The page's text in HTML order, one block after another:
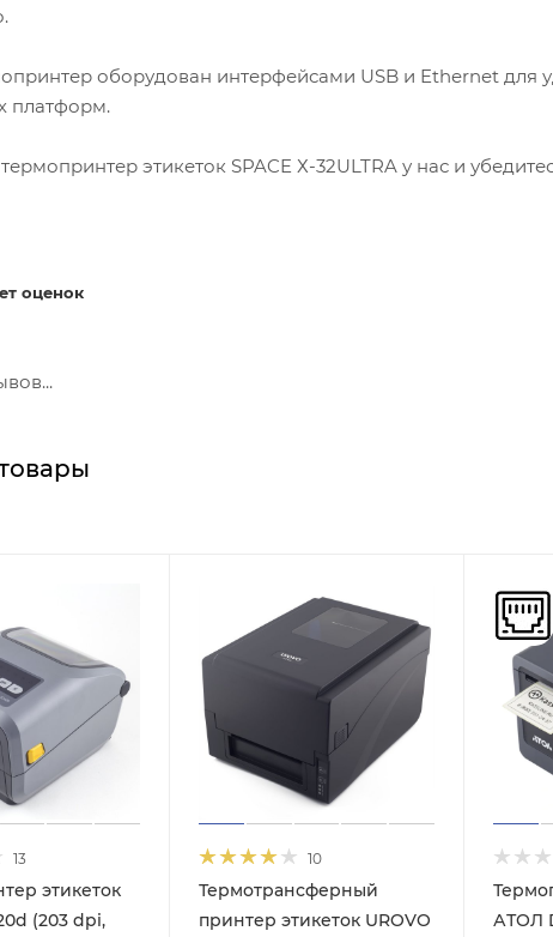
оборудован интерфейсами USB и Ethernet для
платформ.
этикеток SPACE Х-32ULTRA у нас и
оценок
13
этикеток
(203 dpi,
10
Термотрансферный
принтер этикеток UROVO
АТОЛ